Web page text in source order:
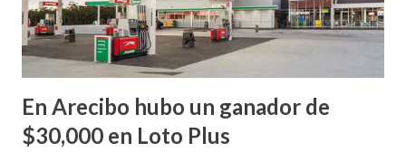
En Arecibo hubo un ganador de
$30,000 en Loto Plus